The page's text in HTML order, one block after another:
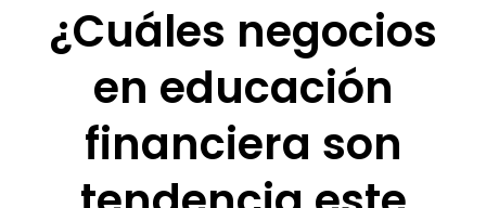
¿Cuáles negocios
en educación
financiera son